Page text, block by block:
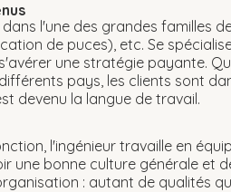
dans l'une des grandes familles
de puces), etc. Se
une stratégie payante.
pays, les clients sont
devenu la langue de travail.
l'ingénieur travaille en
une bonne culture générale et
: autant de qualités